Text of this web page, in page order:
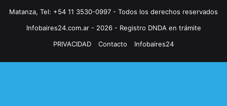
Matanza, Tel: +54 11 3530-0997 - Todos los derechos reservados
Infobaires24.com.ar - 2026 - Registro DNDA en trámite
PRIVACIDAD
Contacto Infobaires24